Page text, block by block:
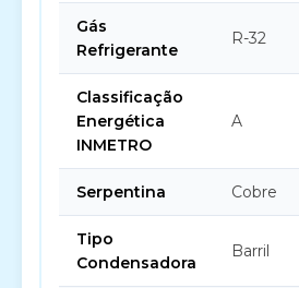
Gás
Refrigerante
R-32
Classificação
Energética
INMETRO
A
Serpentina Cobre
Tipo
Condensadora
Barril